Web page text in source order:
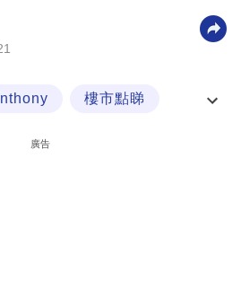
樓市點睇
廣告